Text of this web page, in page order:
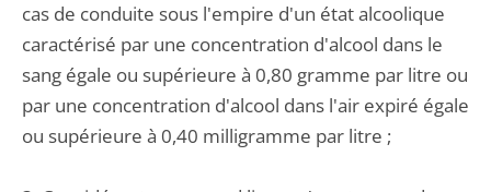
cas de conduite sous l'empire d'un état alcoolique
caractérisé par une concentration d'alcool dans le
sang égale ou supérieure à 0,80 gramme par litre ou
par une concentration d'alcool dans l'air expiré égale
ou supérieure à 0,40 milligramme par litre ;